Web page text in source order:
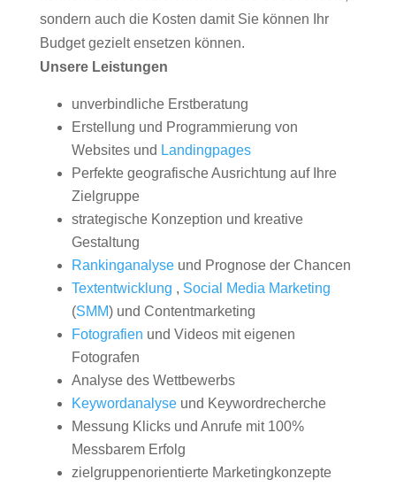
sondern auch die Kosten damit Sie können Ihr
Budget gezielt ensetzen können.
Unsere Leistungen
unverbindliche Erstberatung
Erstellung und Programmierung von
Websites und Landingpages
Perfekte geografische Ausrichtung auf Ihre
Zielgruppe
strategische Konzeption und kreative
Gestaltung
Rankinganalyseund Prognose der Chancen
Textentwicklung , Social Media Marketing
(SMM) und Contentmarketing
Fotografien und Videos mit eigenen
Fotografen
Analyse des Wettbewerbs
Keywordanalyseund Keywordrecherche
Messung Klicks und Anrufe mit 100%
Messbarem Erfolg
zielgruppenorientierte Marketingkonzepte